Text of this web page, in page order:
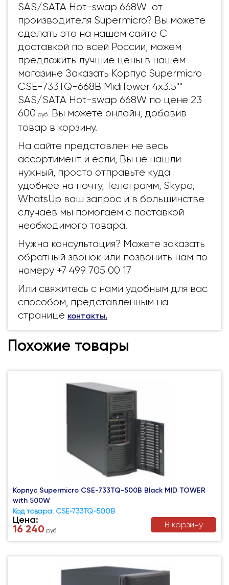
SAS/SATA Hot-swap 668W от
производителя Supermicro? Вы можете
сделать это на нашем сайте С
доставкой по всей России, можем
предложить лучшие цены в нашем
магазине Заказать Корпус Supermicro
CSE-733TQ-668B MidiTower 4x3.5""
SAS/SATA Hot-swap 668W по цене 23
600 руб.
Вы можете онлайн, добавив
товар в корзину.
На сайте представлен не весь
ассортимент и если, Вы не нашли
нужный, просто отправьте куда
удобнее на почту, Телеграмм, Skype,
WhatsUp ваш запрос и в большинстве
случаев мы помогаем с поставкой
необходимого товара.
Нужна консультация? Можете заказать
обратный звонок или позвонить нам по
номеру +7 499 705 00 17
Или свяжитесь с нами удобным для вас
способом, представленным на
странице контакты.
Похожие товары
Корпус Supermicro CSE-733TQ-500B Black MID TOWER
with 500W
Код товара: CSE-733TQ-500B
Цена:
16 240 руб.
В корзину